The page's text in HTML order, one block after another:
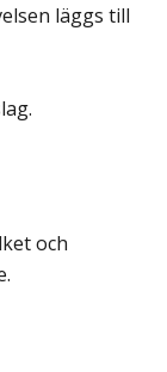
läggs till
och